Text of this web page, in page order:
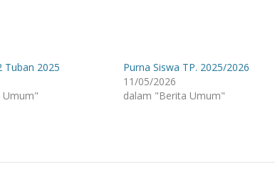
Tuban 2025
Umum"
Purna Siswa TP. 2025/2026
11/05/2026
dalam "Berita Umum"